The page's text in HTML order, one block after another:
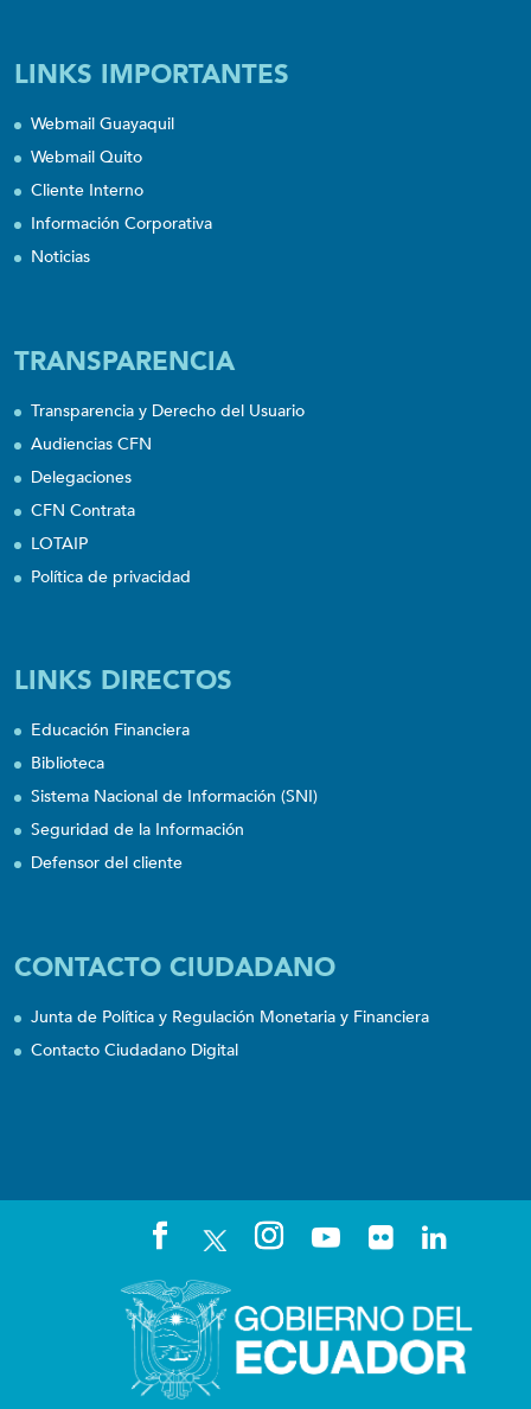
LINKS IMPORTANTES
Webmail Guayaquil
Webmail Quito
Cliente Interno
Información Corporativa
Noticias
TRANSPARENCIA
Transparencia y Derecho del Usuario
Audiencias CFN
Delegaciones
CFN Contrata
LOTAIP
Política de privacidad
LINKS DIRECTOS
Educación Financiera
Biblioteca
Sistema Nacional de Información (SNI)
Seguridad de la Información
Defensor del cliente
CONTACTO CIUDADANO
Junta de Política y Regulación Monetaria y Financiera
Contacto Ciudadano Digital